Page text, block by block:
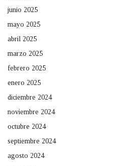
junio 2025
mayo 2025
abril 2025
marzo 2025
febrero 2025
enero 2025
diciembre 2024
noviembre 2024
octubre 2024
septiembre 2024
agosto 2024